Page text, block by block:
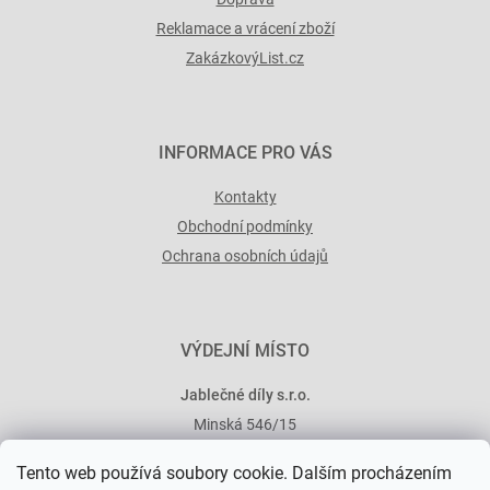
Tento web používá soubory cookie. Dalším procházením
Reklamace a vrácení zboží
ZakázkovýList.cz
INFORMACE PRO VÁS
Kontakty
Obchodní podmínky
Ochrana osobních údajů
VÝDEJNÍ MÍSTO
Jablečné díly s.r.o.
Minská 546/15